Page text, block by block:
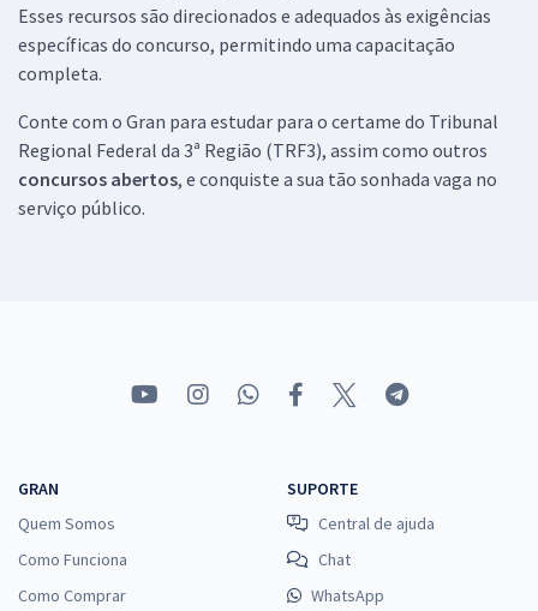
Esses recursos são direcionados e adequados às exigências
específicas do concurso, permitindo uma capacitação
completa.
Conte com o Gran para estudar para o certame do Tribunal
Regional Federal da 3ª Região (TRF3), assim como outros
concursos abertos, e conquiste a sua tão sonhada vaga no
serviço público.
GRAN
Quem Somos
Como Funciona
Como Comprar
SUPORTE
Central de ajuda
Chat
WhatsApp